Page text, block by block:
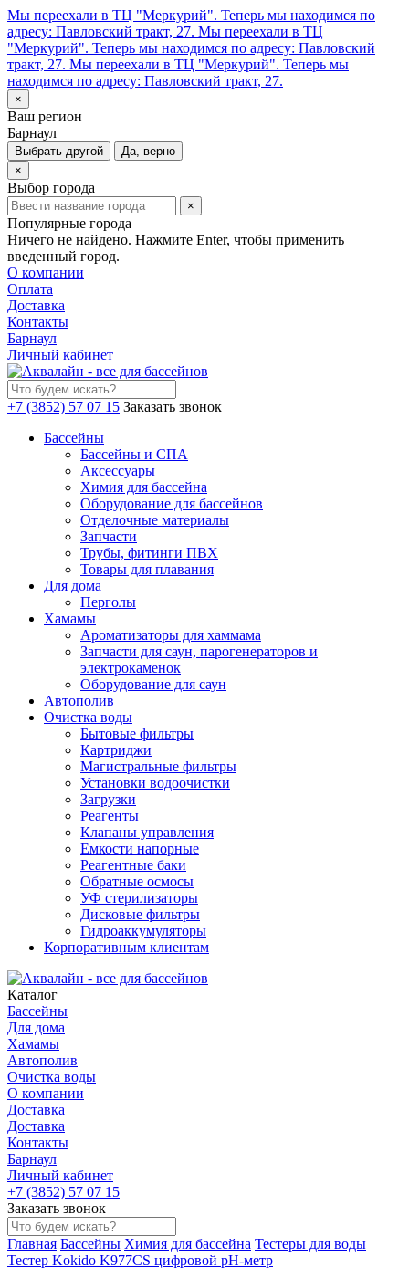
Мы переехали в ТЦ "Меркурий". Теперь мы находимся по
адресу: Павловский тракт, 27. Мы переехали в ТЦ
"Меркурий". Теперь мы находимся по адресу: Павловский
тракт, 27. Мы переехали в ТЦ "Меркурий". Теперь мы
находимся по адресу: Павловский тракт, 27.
×
Ваш регион
Барнаул
Выбрать другой
Да, верно
×
Выбор города
×
Популярные города
Ничего не найдено. Нажмите Enter, чтобы применить
введенный город.
О компании
Оплата
Доставка
Контакты
Барнаул
Личный кабинет
+7 (3852) 57 07 15 Заказать звонок
Бассейны
Бассейны и СПА
Аксессуары
Химия для бассейна
Оборудование для бассейнов
Отделочные материалы
Запчасти
Трубы, фитинги ПВХ
Товары для плавания
Для дома
Перголы
Хамамы
Ароматизаторы для хаммама
Запчасти для саун, парогенераторов и
электрокаменок
Оборудование для саун
Автополив
Очистка воды
Бытовые фильтры
Картриджи
Магистральные фильтры
Установки водоочистки
Загрузки
Реагенты
Клапаны управления
Емкости напорные
Реагентные баки
Обратные осмосы
УФ стерилизаторы
Дисковые фильтры
Гидроаккумуляторы
Корпоративным клиентам
Каталог
Бассейны
Для дома
Хамамы
Автополив
Очистка воды
О компании
Доставка
Доставка
Контакты
Барнаул
Личный кабинет
+7 (3852) 57 07 15
Заказать звонок
Главная Бассейны Химия для бассейна Тестеры для воды
Тестер Kokido K977CS цифровой рН-метр